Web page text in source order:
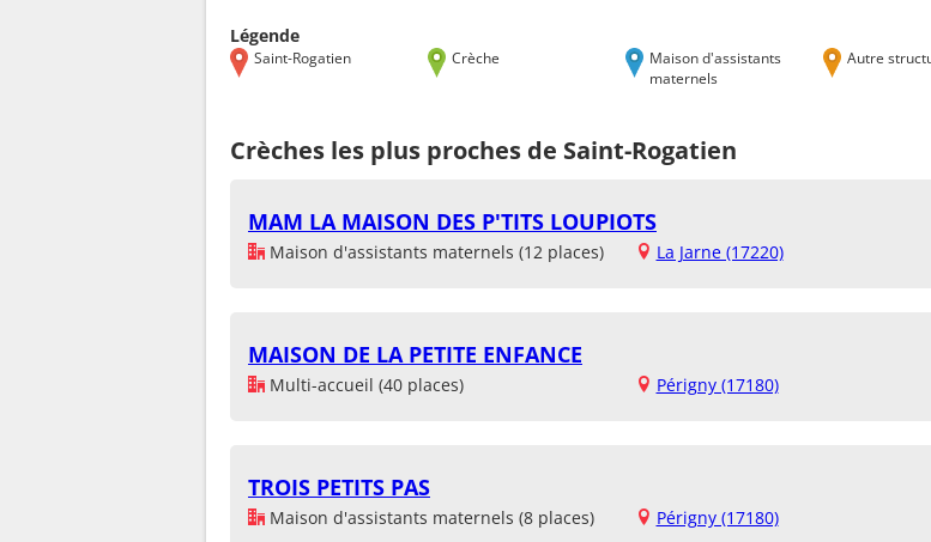
Légende
Saint-Rogatien Crèche
Maison d'assistants
maternels
Autre
Crèches les plus proches de Saint-Rogatien
MAM LA MAISON DES P'TITS LOUPIOTS
Maison d'assistants maternels (12 places) La Jarne (17220)
MAISON DE LA PETITE ENFANCE
Multi-accueil (40 places) Périgny (17180)
TROIS PETITS PAS
Maison d'assistants maternels (8 places) Périgny (17180)